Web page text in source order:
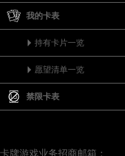
我的卡表
持有卡片一览
愿望清单一览
禁限卡表
卡牌游戏业务招商邮箱：